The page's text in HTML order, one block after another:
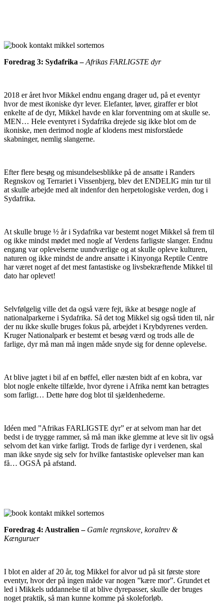
Foredrag 3: Sydafrika –Afrikas FARLIGSTE dyr
2018 er året hvor Mikkel endnu engang drager ud, på et eventyr
hvor de mest ikoniske dyr lever. Elefanter, løver, giraffer er blot
enkelte af de dyr, Mikkel havde en klar forventning om at skulle se.
MEN… Hele eventyret i Sydafrika drejede sig ikke blot om de
ikoniske, men derimod nogle af klodens mest misforståede
skabninger, nemlig slangerne.
Efter flere besøg og misundelsesblikke på de ansatte i Randers
Regnskov og Terrariet i Vissenbjerg, blev det ENDELIG min tur til
at skulle arbejde med alt indenfor den herpetologiske verden, dog i
Sydafrika.
At skulle bruge ½ år i Sydafrika var bestemt noget Mikkel så frem til
og ikke mindst mødet med nogle af Verdens farligste slanger. Endnu
engang var oplevelserne uundværlige og at skulle opleve kulturen,
naturen og ikke mindst de andre ansatte i Kinyonga Reptile Centre
har været noget af det mest fantastiske og livsbekræftende Mikkel til
dato har oplevet!
Selvfølgelig ville det da også være fejt, ikke at besøge nogle af
nationalparkerne i Sydafrika. Så det tog Mikkel sig også tiden til, når
der nu ikke skulle bruges fokus på, arbejdet i Krybdyrenes verden.
Kruger Nationalpark er bestemt et besøg værd og trods alle de
farlige, dyr må man må ingen måde snyde sig for denne oplevelse.
At blive jagtet i bil af en bøffel, eller næsten bidt af en kobra, var
blot nogle enkelte tilfælde, hvor dyrene i Afrika nemt kan betragtes
som farligt… Dette høre dog blot til sjældenhederne.
Idéen med ”Afrikas FARLIGSTE dyr” er at selvom man har det
bedst i de trygge rammer, så må man ikke glemme at leve sit liv også
selvom det kan virke farligt. Trods de farlige dyr i verdenen, skal
man ikke snyde sig selv for hvilke fantastiske oplevelser man kan
få… OGSÅ på afstand.
Foredrag 4: Australien – Gamle regnskove, koralrev &
Kænguruer
I blot en alder af 20 år, tog Mikkel for alvor ud på sit første store
eventyr, hvor der på ingen måde var nogen ”kære mor”. Grundet et
led i Mikkels uddannelse til at blive dyrepasser, skulle der bruges
noget praktik, så man kunne komme på skoleforløb.